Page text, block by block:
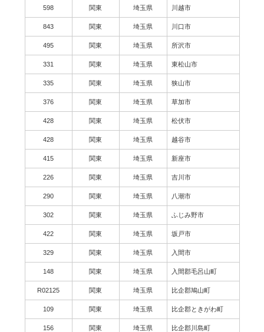
598 関東 埼玉県 川越市
843 関東 埼玉県 川口市
495 関東 埼玉県 所沢市
331 関東 埼玉県 東松山市
335 関東 埼玉県 狭山市
376 関東 埼玉県 草加市
428 関東 埼玉県 松伏市
428 関東 埼玉県 越谷市
415 関東 埼玉県 新座市
226 関東 埼玉県 吉川市
290 関東 埼玉県 八潮市
302 関東 埼玉県 ふじみ野市
422 関東 埼玉県 坂戸市
329 関東 埼玉県 入間市
148 関東 埼玉県 入間郡毛呂山町
R02125 関東 埼玉県 比企郡鳩山町
109 関東 埼玉県 比企郡ときがわ町
156 関東 埼玉県 比企郡川島町